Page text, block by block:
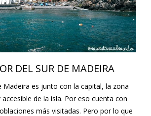
DEL SUR DE MADEIRA
Madeira es junto con la capital, la zona
de la isla. Por eso cuenta con
más visitadas. Pero por lo que